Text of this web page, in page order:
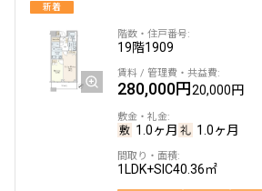
駅から徒歩
指定なし
3分以内
5分以内
10分以内
15分以内
新着
19階1909
280,000円20,000円
1.0ヶ月 1.0ヶ月
1LDK+SIC40.36㎡